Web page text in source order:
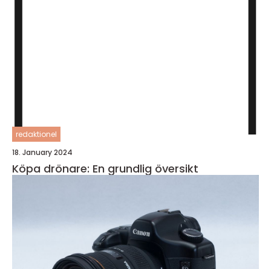
redaktionel
18. January 2024
Köpa drönare: En grundlig översikt